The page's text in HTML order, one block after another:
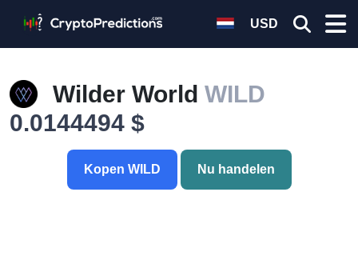
USD
Wilder World WILD
0.0144494 $
Kopen WILD Nu handelen